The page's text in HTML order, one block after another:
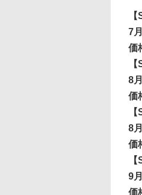
7
価
8
価
8
価
9
価